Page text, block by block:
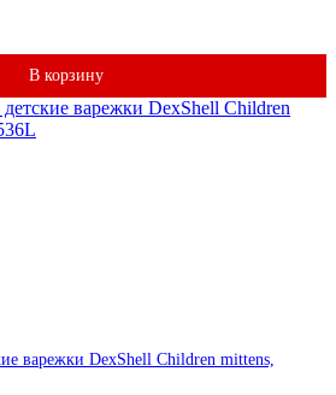
В корзину
варежки DexShell Children mittens,